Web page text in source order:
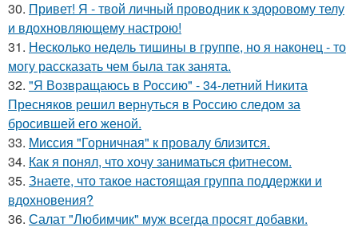
30. Привет! Я - твой личный проводник к здоровому телу
и вдохновляющему настрою!
31. Несколько недель тишины в группе, но я наконец - то
могу рассказать чем была так занята.
32. "Я Возвращаюсь в Россию" - 34-летний Никита
Пресняков решил вернуться в Россию следом за
бросившей его женой.
33. Миссия "Горничная" к провалу близится.
34. Как я понял, что хочу заниматься фитнесом.
35. Знаете, что такое настоящая группа поддержки и
вдохновения?
36. Салат "Любимчик" муж всегда просят добавки.